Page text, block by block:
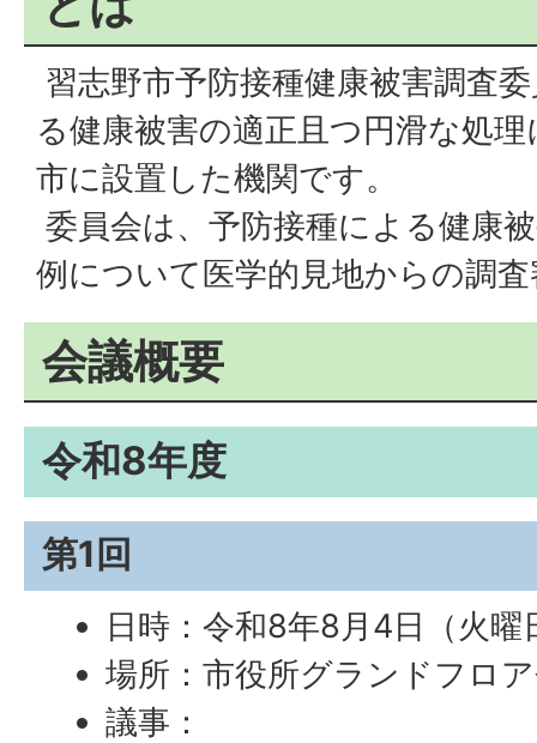
習志野市予防接種健康被害調査
る健康被害の適正且つ円滑な処
市に設置した機関です。
委員会は、予防接種による健康
例について医学的見地からの調
会議概要
令和8年度
第1回
日時：令和8年8月4日（火
場所：市役所グランドフロ
議事：